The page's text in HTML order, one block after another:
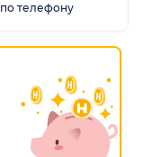
телефону